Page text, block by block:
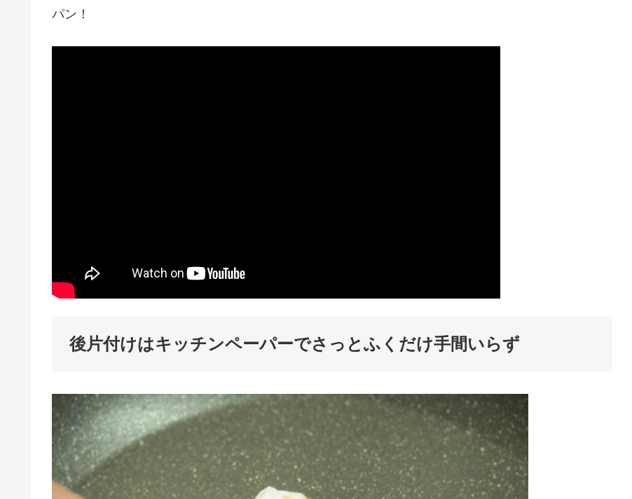
パン！
後片付けはキッチンペーパーでさっとふくだけ手間いらず